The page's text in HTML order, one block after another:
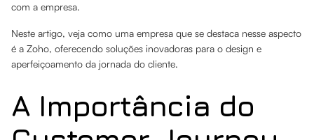
com a empresa.
Neste artigo, veja como uma empresa que se destaca nesse aspecto
é a Zoho, oferecendo soluções inovadoras para o design e
aperfeiçoamento da jornada do cliente.
A Importância do